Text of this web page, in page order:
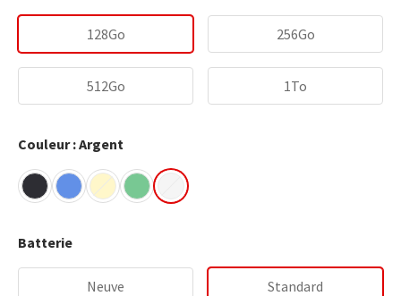
128Go 256Go
512Go 1To
Couleur : Argent
Batterie
Neuve Standard